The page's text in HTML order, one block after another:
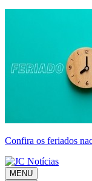
Confira os feriados
MENU